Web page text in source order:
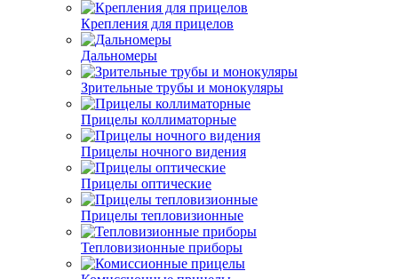
Крепления для прицелов
Дальномеры
Зрительные трубы и монокуляры
Прицелы коллиматорные
Прицелы ночного видения
Прицелы оптические
Прицелы тепловизионные
Тепловизионные приборы